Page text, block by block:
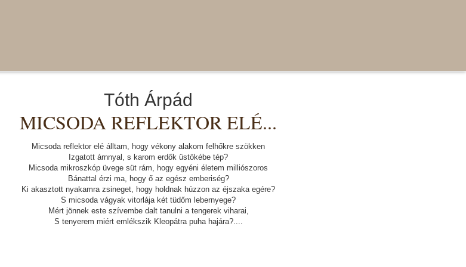
Tóth Árpád
MICSODA REFLEKTOR ELÉ...
Micsoda reflektor elé álltam, hogy vékony alakom felhőkre szökken
Izgatott árnnyal, s karom erdők üstökébe tép?
Micsoda mikroszkóp üvege süt rám, hogy egyéni életem milliószoros
Bánattal érzi ma, hogy ő az egész emberiség?
Ki akasztott nyakamra zsineget, hogy holdnak húzzon az éjszaka egére?
S micsoda vágyak vitorlája két tüdőm lebernyege?
Mért jönnek este szívembe dalt tanulni a tengerek viharai,
S tenyerem miért emlékszik Kleopátra puha hajára?....